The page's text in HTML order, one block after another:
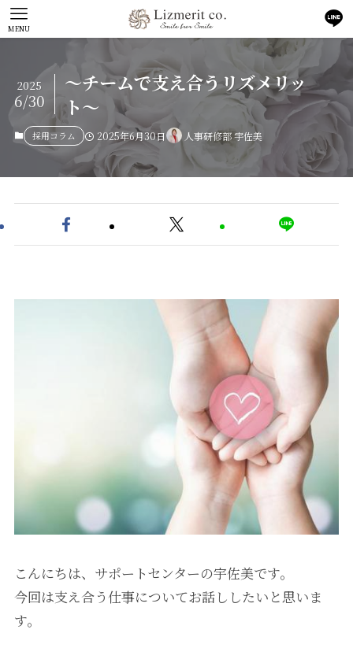
MENU
〜チームで支え合うリズメリッ
ト〜
2025
6/30
採用コラム 2025年6月30日 人事研修部 宇佐美
こんにちは、サポートセンターの宇佐美です。
今回は支え合う仕事についてお話ししたいと思いま
す。